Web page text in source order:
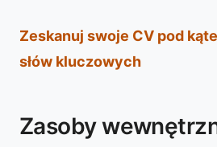
Zeskanuj swoje CV pod
słów kluczowych
Zasoby